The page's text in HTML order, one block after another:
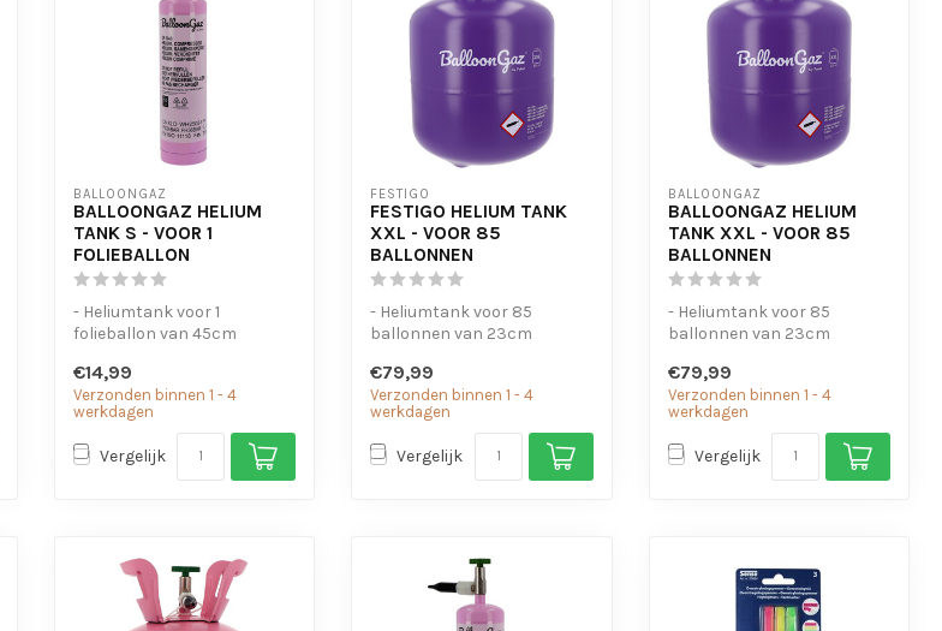
BALLOONGAZ
BALLOONGAZ HELIUM
TANK S - VOOR 1
FOLIEBALLON
- Heliumtank voor 1
folieballon van 45cm
ballonnen van 23cm...
€14,99
Verzonden binnen 1 - 4
werkdagen
Vergelijk
FESTIGO
FESTIGO HELIUM TANK
XXL - VOOR 85
BALLONNEN
- Heliumtank voor 85
ballonnen van 23cm
€79,99
Verzonden binnen 1 - 4
werkdagen
Vergelijk
BALLOONGAZ
BALLOONGAZ HELIUM
TANK XXL - VOOR 85
BALLONNEN
- Heliumtank voor 85
ballonnen van 23cm
€79,99
Verzonden binnen 1 - 4
werkdagen
Vergelijk